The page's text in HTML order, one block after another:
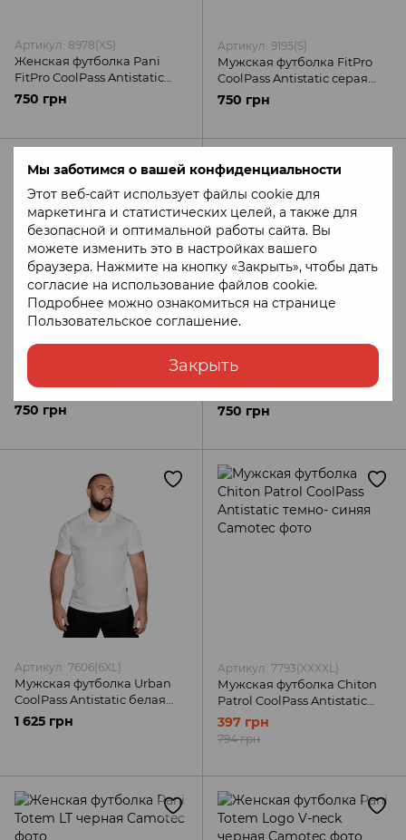
Мы заботимся о вашей конфиденциальности
Этот веб-сайт использует файлы cookie для
маркетинга и статистических целей, а также для
безопасной и оптимальной работы сайта. Вы
можете изменить это в настройках вашего
браузера. Нажмите на кнопку «Закрыть», чтобы дать
согласие на использование файлов cookie.
Подробнее можно ознакомиться на странице
Пользовательское соглашение.
Закрыть
Артикул: 8978(XS)
Женская футболка Pani
FitPro CoolPass Antistatic
Лимонний Camotec
750 грн
Артикул: 9195(S)
Мужская футболка FitPro
CoolPass Antistatic серая
Camotec
750 грн
Артикул: 8977(XL)
Мужская футболка FitPro
CoolPass Antistatic
Лимонний Camotec
750 грн
Мужская футболка FitPro
CoolPass Antistatic голубой
Camotec
750 грн
Артикул: 7606(6XL)
Мужская футболка Urban
CoolPass Antistatic белая
Camotec
1 625 грн
Артикул: 7793(XXXXL)
Мужская футболка Chiton
Patrol CoolPass Antistatic
темно- синяя Camotec
397 грн
794 грн